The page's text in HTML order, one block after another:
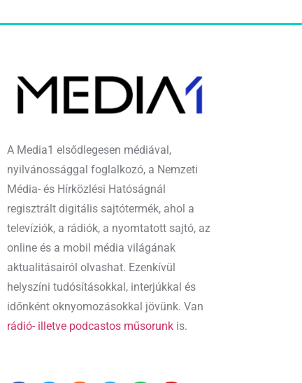
A Media1 elsődlegesen médiával,
nyilvánossággal foglalkozó, a Nemzeti
Média- és Hírközlési Hatóságnál
regisztrált digitális sajtótermék, ahol a
televíziók, a rádiók, a nyomtatott sajtó, az
online és a mobil média világának
aktualitásairól olvashat. Ezenkívül
helyszíni tudósításokkal, interjúkkal és
időnként oknyomozásokkal jövünk. Van
rádió- illetve podcastos műsorunk is.